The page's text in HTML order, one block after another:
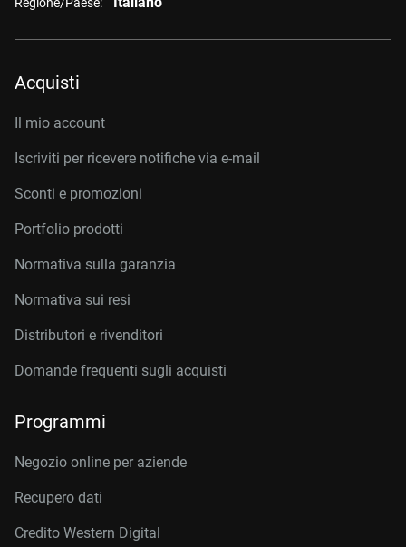
Acquisti
Il mio account
Iscriviti per ricevere notifiche via e-mail
Sconti e promozioni
Portfolio prodotti
Normativa sulla garanzia
Normativa sui resi
Distributori e rivenditori
Domande frequenti sugli acquisti
Programmi
Negozio online per aziende
Recupero dati
Credito Western Digital